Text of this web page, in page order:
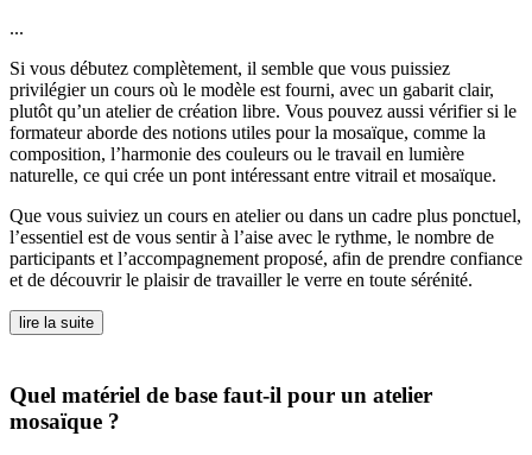
...
Si vous débutez complètement, il semble que vous puissiez
privilégier un cours où le modèle est fourni, avec un gabarit clair,
plutôt qu’un atelier de création libre. Vous pouvez aussi vérifier si le
formateur aborde des notions utiles pour la mosaïque, comme la
composition, l’harmonie des couleurs ou le travail en lumière
naturelle, ce qui crée un pont intéressant entre vitrail et mosaïque.
Que vous suiviez un cours en atelier ou dans un cadre plus ponctuel,
l’essentiel est de vous sentir à l’aise avec le rythme, le nombre de
participants et l’accompagnement proposé, afin de prendre confiance
et de découvrir le plaisir de travailler le verre en toute sérénité.
lire la suite
Quel matériel de base faut-il pour un atelier
mosaïque ?